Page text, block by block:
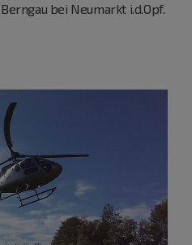
bei Neumarkt i.d.Opf.